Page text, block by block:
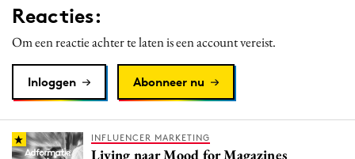
Merkstrategie
PR
Purpose Marketing
Reputatie & crisis
Reacties:
Om een reactie achter te laten is een account vereist.
Inloggen Abonneer nu
INFLUENCER MARKETING
Living naar Mood for Magazines